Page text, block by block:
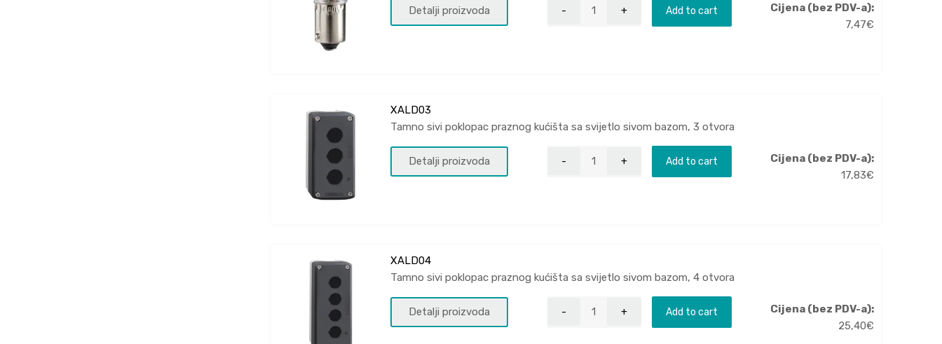
Detalji proizvoda Add to cart
Cijena (bez PDV-a):
7,47€
XALD03
Tamno sivi poklopac praznog kućišta sa svijetlo sivom bazom, 3 otvora
Detalji proizvoda Add to cart
Cijena (bez PDV-a):
17,83€
XALD04
Tamno sivi poklopac praznog kućišta sa svijetlo sivom bazom, 4 otvora
Detalji proizvoda Add to cart
Cijena (bez PDV-a):
25,40€